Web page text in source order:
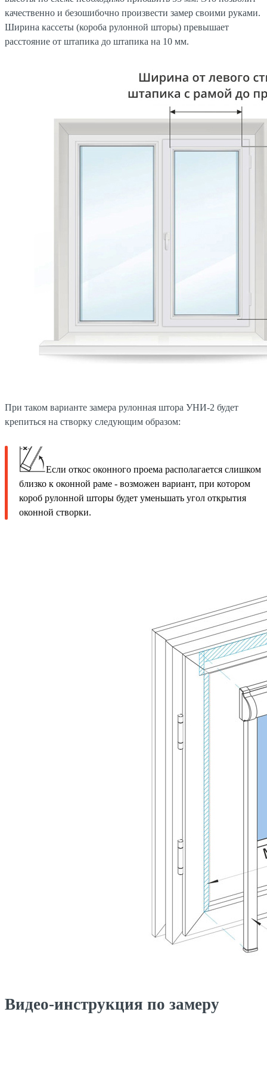
качественно и безошибочно произвести замер своими руками.
Ширина кассеты (короба рулонной шторы) превышает
расстояние от штапика до штапика на 10 мм.
При таком варианте замера рулонная штора УНИ-2 будет
крепиться на створку следующим образом:
Если откос оконного проема располагается слишком
близко к оконной раме - возможен вариант, при котором
короб рулонной шторы будет уменьшать угол открытия
оконной створки.
Видео-инструкция по замеру